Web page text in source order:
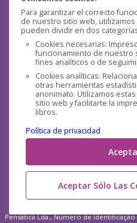
Para garantizar el correcto
de nuestro sitio web, utilizamos
pueden dividir en dos
Cookies necesarias:
funcionamiento de nuestro
fines analíticos o de
Cookies analíticas:
otras herramientas
anonimato. Utilizamos
sitio web y facilitarte la
libros.
Política de privacidad
Aceptar Sólo Las
Redes
Pensática Lda., Número de Identificação